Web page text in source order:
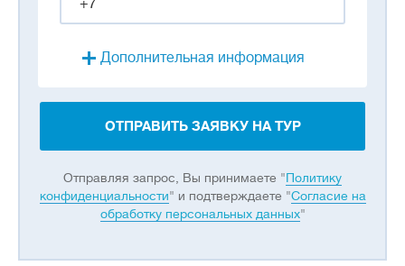
Дополнительная информация
ОТПРАВИТЬ ЗАЯВКУ НА ТУР
Отправляя запрос, Вы принимаете "Политику
конфиденциальности" и подтверждаете "Согласие на
обработку персональных данных"